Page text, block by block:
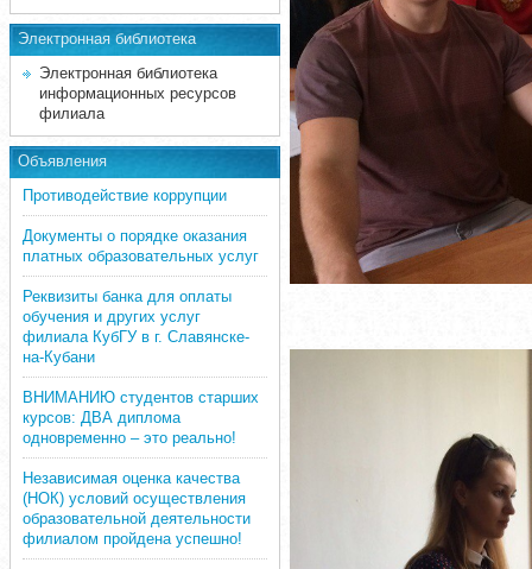
Электронная библиотека
Электронная библиотека
информационных ресурсов
филиала
Объявления
Противодействие коррупции
Документы о порядке оказания
платных образовательных услуг
Реквизиты банка для оплаты
обучения и других услуг
филиала КубГУ в г. Славянске-
на-Кубани
ВНИМАНИЮ студентов старших
курсов: ДВА диплома
одновременно – это реально!
Независимая оценка качества
(НОК) условий осуществления
образовательной деятельности
филиалом пройдена успешно!